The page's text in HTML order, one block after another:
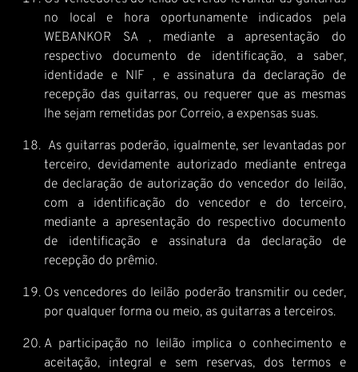
no local e hora oportunamente indicados pela
WEBANKOR SA , mediante a apresentação do
respectivo documento de identificação, a saber,
identidade e NIF , e assinatura da declaração de
recepção das guitarras, ou requerer que as mesmas
lhe sejam remetidas por Correio, a expensas suas.
As guitarras poderão, igualmente, ser levantadas por
terceiro, devidamente autorizado mediante entrega
de declaração de autorização do vencedor do leilão,
com a identificação do vencedor e do terceiro,
mediante a apresentação do respectivo documento
de identificação e assinatura da declaração de
recepção do prêmio.
Os vencedores do leilão poderão transmitir ou ceder,
por qualquer forma ou meio, as guitarras a terceiros.
A participação no leilão implica o conhecimento e
aceitação, integral e sem reservas, dos termos e